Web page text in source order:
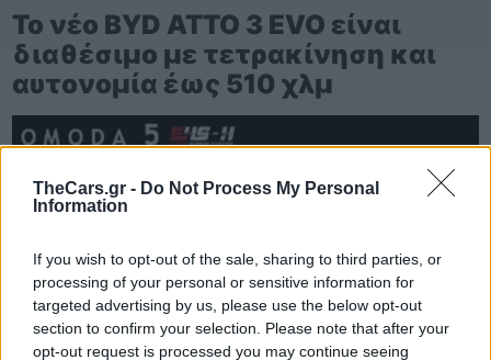
TheCars.gr - Do Not Process My Personal
Information
If you wish to opt-out of the sale, sharing to third parties, or
processing of your personal or sensitive information for
targeted advertising by us, please use the below opt-out
section to confirm your selection. Please note that after your
opt-out request is processed you may continue seeing
Το νέο BYD ATTO 3 EVO είναι
διαθέσιμο με τετρακίνηση και
αυτονομία έως 510 χλμ